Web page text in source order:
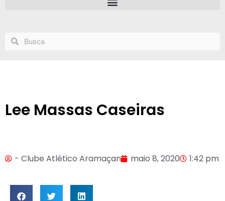
Lee Massas Caseiras
- Clube Atlético Aramaçan maio 8, 2020 1:42 pm